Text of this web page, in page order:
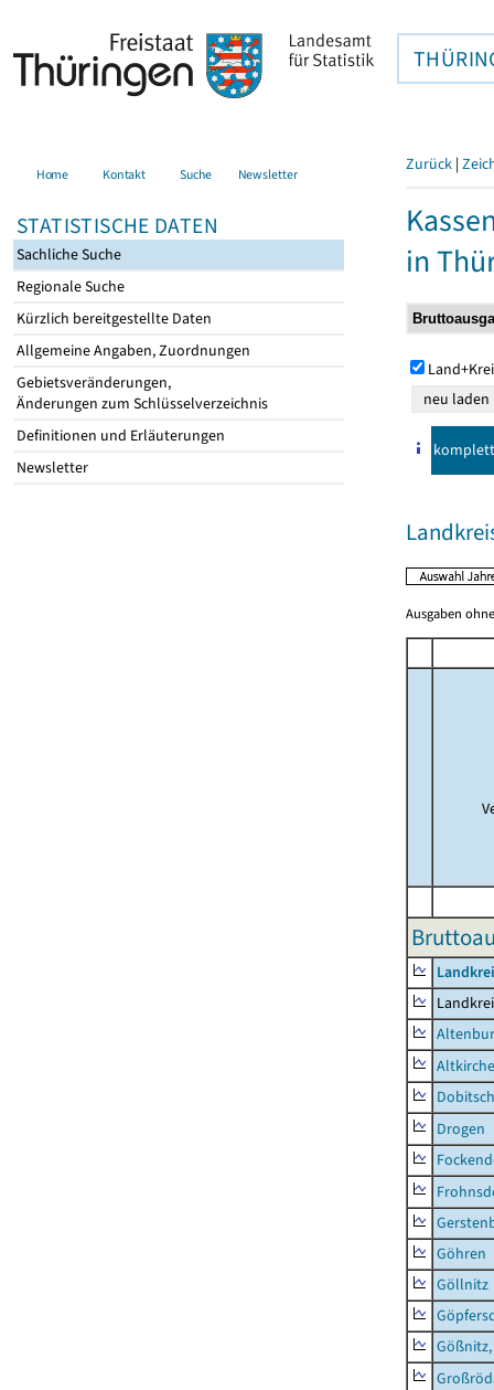
Home Kontakt Suche Newsletter
STATISTISCHE DATEN
Sachliche Suche
Regionale Suche
Kürzlich bereitgestellte Daten
Allgemeine Angaben, Zuordnungen
Gebietsveränderungen,
Änderungen zum Schlüsselverzeichnis
Definitionen und Erläuterungen
Newsletter
Zurück |
in
komplett
Ausgaben
Drogen
Göhren
Göllnitz